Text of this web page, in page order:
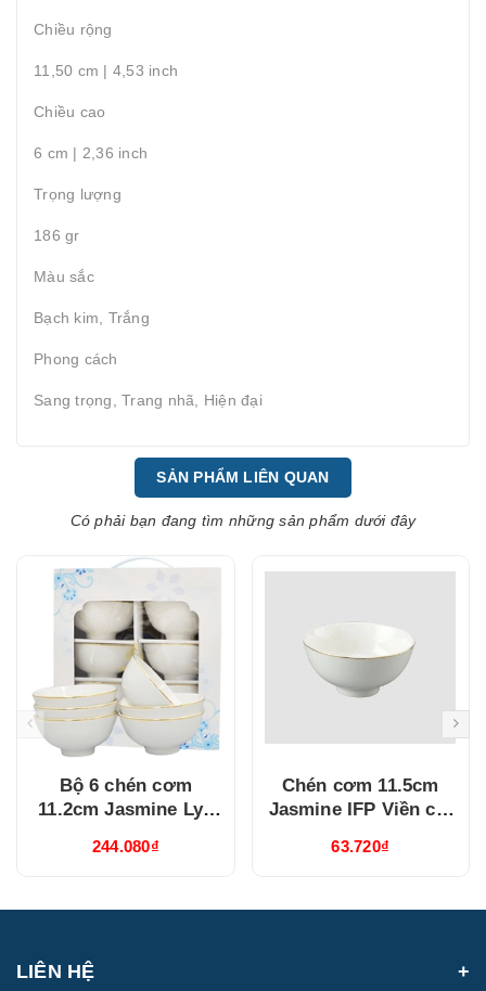
Chiều rộng
11,50 cm | 4,53 inch
Chiều cao
6 cm | 2,36 inch
Trọng lượng
186 gr
Màu sắc
Bạch kim, Trắng
Phong cách
Sang trọng, Trang nhã, Hiện đại
SẢN PHẨM LIÊN QUAN
Có phải bạn đang tìm những sản phẩm dưới đây
Bộ 6 chén cơm
11.2cm Jasmine Lys
(03119901406)
244.080₫
Chén cơm 11.5cm
Jasmine IFP Viền chỉ
63.720₫
LIÊN HỆ